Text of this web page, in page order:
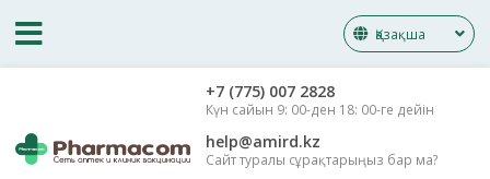
Қазақша
‎+7 (775) 007 2828
Күн сайын 9: 00-ден 18: 00-ге дейін
help@amird.kz
Сайт туралы сұрақтарыңыз бар ма?